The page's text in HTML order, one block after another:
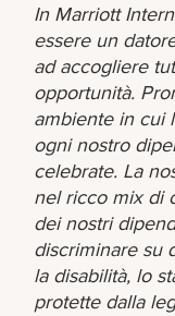
In Marriott
essere un
ad accogliere
opportunità.
ambiente in cui
ogni nostro
celebrate. La
nel ricco mix di
dei nostri
discriminare su
la disabilità, lo
protette dalla